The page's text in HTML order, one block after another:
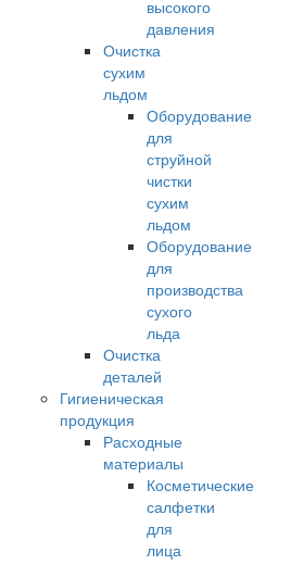
высокого
давления
Очистка
сухим
льдом
Оборудование
для
струйной
чистки
сухим
льдом
Оборудование
для
производства
сухого
льда
Очистка
деталей
Гигиеническая
продукция
Расходные
материалы
Косметические
салфетки
для
лица